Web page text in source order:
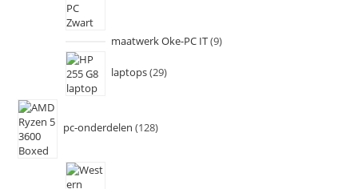
maatwerk Oke-PC IT 9
laptops 29
pc-onderdelen 128